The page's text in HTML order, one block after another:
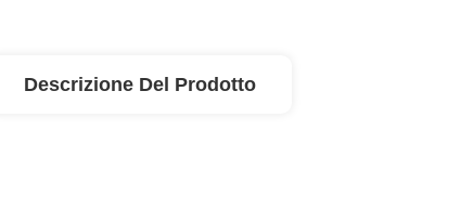
Descrizione Del Prodotto